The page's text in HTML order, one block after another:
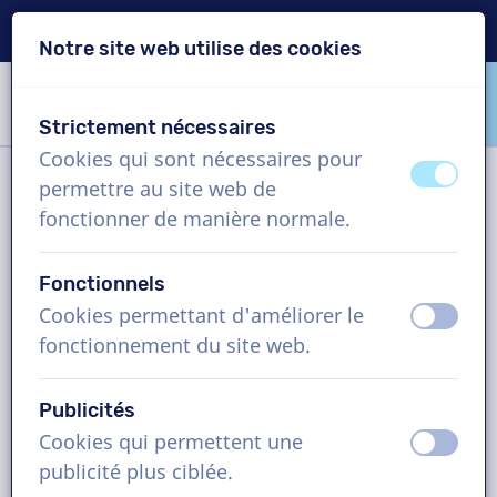
VoiceProductions
Filtre
Projet
Comédiens voix off en Anglais
(Australie), vidéo d'entreprise,
Notre site web utilise des cookies
Strictement nécessaires
Cookies qui sont nécessaires pour
permettre au site web de
fonctionner de manière normale.
éteint
Fonctionnels
Cookies permettant d'améliorer le
fonctionnement du site web.
éteint
Publicités
Cookies qui permettent une
publicité plus ciblée.
éteint